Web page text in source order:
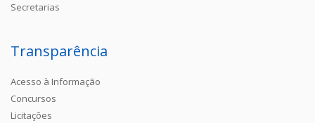
Secretarias
Transparência
Acesso à Informação
Concursos
Licitações